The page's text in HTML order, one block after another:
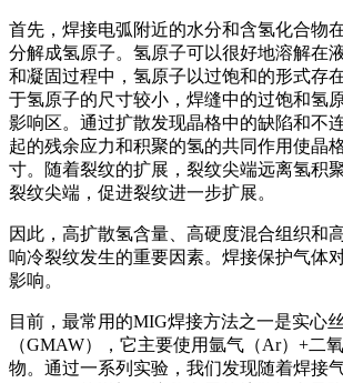
首先，焊接电弧附近的水分和含氢化合物
分解成氢原子。氢原子可以很好地溶解在
和凝固过程中，氢原子以过饱和的形式存
于氢原子的尺寸较小，焊缝中的过饱和氢
影响区。通过扩散发现晶格中的缺陷和不
起的残余应力和积聚的氢的共同作用使晶
寸。随着裂纹的扩展，裂纹尖端远离氢积
裂纹尖端，促进裂纹进一步扩展。
因此，高扩散氢含量、高硬度混合组织和
响冷裂纹发生的重要因素。焊接保护气体
影响。
目前，最常用的MIG焊接方法之一是实心
（GMAW），它主要使用氩气（Ar）+二
物。通过一系列实验，我们发现随着焊接